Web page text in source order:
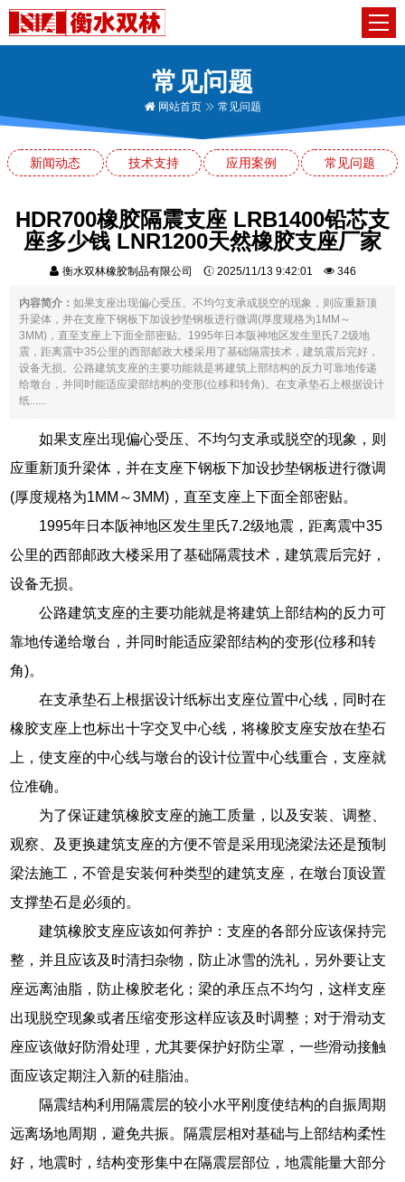
常见问题
网站首页 常见问题
新闻动态 技术支持 应用案例 常见问题
HDR700橡胶隔震支座 LRB1400铅芯支
座多少钱 LNR1200天然橡胶支座厂家
衡水双林橡胶制品有限公司 2025/11/13 9:42:01 346
内容简介：如果支座出现偏心受压、不均匀支承或脱空的现象，则应重新顶
升梁体，并在支座下钢板下加设抄垫钢板进行微调(厚度规格为1MM～
3MM)，直至支座上下面全部密贴。1995年日本阪神地区发生里氏7.2级地
震，距离震中35公里的西部邮政大楼采用了基础隔震技术，建筑震后完好，
设备无损。公路建筑支座的主要功能就是将建筑上部结构的反力可靠地传递
给墩台，并同时能适应梁部结构的变形(位移和转角)。在支承垫石上根据设计
纸......
如果支座出现偏心受压、不均匀支承或脱空的现象，则
应重新顶升梁体，并在支座下钢板下加设抄垫钢板进行微调
(厚度规格为1MM～3MM)，直至支座上下面全部密贴。
1995年日本阪神地区发生里氏7.2级地震，距离震中35
公里的西部邮政大楼采用了基础隔震技术，建筑震后完好，
设备无损。
公路建筑支座的主要功能就是将建筑上部结构的反力可
靠地传递给墩台，并同时能适应梁部结构的变形(位移和转
角)。
在支承垫石上根据设计纸标出支座位置中心线，同时在
橡胶支座上也标出十字交叉中心线，将橡胶支座安放在垫石
上，使支座的中心线与墩台的设计位置中心线重合，支座就
位准确。
为了保证建筑橡胶支座的施工质量，以及安装、调整、
观察、及更换建筑支座的方便不管是采用现浇梁法还是预制
梁法施工，不管是安装何种类型的建筑支座，在墩台顶设置
支撑垫石是必须的。
建筑橡胶支座应该如何养护：支座的各部分应该保持完
整，并且应该及时清扫杂物，防止冰雪的洗礼，另外要让支
座远离油脂，防止橡胶老化；梁的承压点不均匀，这样支座
出现脱空现象或者压缩变形这样应该及时调整；对于滑动支
座应该做好防滑处理，尤其要保护好防尘罩，一些滑动接触
面应该定期注入新的硅脂油。
隔震结构利用隔震层的较小水平刚度使结构的自振周期
远离场地周期，避免共振。隔震层相对基础与上部结构柔性
好，地震时，结构变形集中在隔震层部位，地震能量大部分